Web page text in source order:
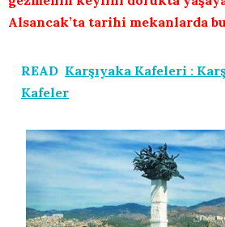
Alsancak’ta tarihi mekanlarda
READ Karşıyaka Kafeleri :
Kafeler